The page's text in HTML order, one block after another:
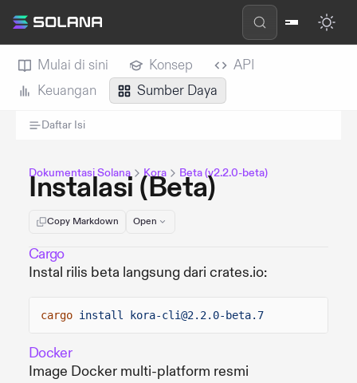
Mulai di sini Konsep
API
Keuangan
Sumber Daya
Daftar Isi
Dokumentasi Solana Kora Beta (v2.2.0-beta)
Instalasi (Beta)
Copy Markdown Open
Cargo
Instal rilis beta langsung dari crates.io:
cargo install kora-cli@2.2.0-beta.7
Docker
Image Docker multi-platform resmi